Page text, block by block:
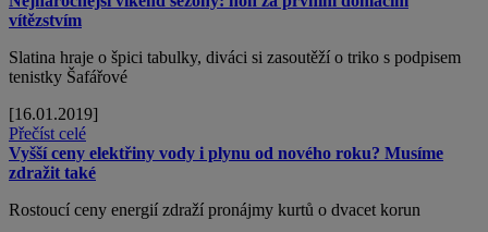
vítězstvím
Slatina hraje o špici tabulky, diváci si zasoutěží o triko s podpisem
tenistky Šafářové
[16.01.2019]
Přečíst celé
Vyšší ceny elektřiny vody i plynu od nového roku? Musíme
zdražit také
Rostoucí ceny energií zdraží pronájmy kurtů o dvacet korun